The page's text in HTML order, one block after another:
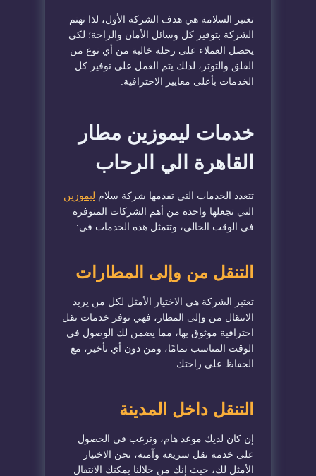
تعتبر السلامة هي هدف الشركة الأول، لذا تهتم
الشركة بتوفير كل وسائل الأمان والراحة؛ لكي
يحصل العملاء على رحلة خالية من أي نوع من
القلق والتوتر، لذلك يتم العمل على توفير كل
الخدمات بأعلى معايير الاحترافية.
خدمات ليموزين مطار
القاهرة الي الرحاب
تتعدد الخدمات التي تقدمها شركة سلام ليموزين
التي تجعلها واحدة من أهم الشركات المتوفرة
في الوقت الحالي، وتتمثل هذه الخدمات في:
التنقل من وإلى المطارات
تعتبر الشركة هي الاختيار الأمثل لكل من يريد
الانتقال من وإلى المطار، فهي توفر خدمات نقل
احترافية موثوق بها، مما يضمن لك الوصول في
الوقت المناسب تمامًا، ومن دون أي تأخير، مع
الحفاظ على راحتك.
التنقل داخل المدينة
إن كان لديك موعد هام، وترغب في الحصول
على خدمة نقل سريعة وآمنة، نحن الاختيار
الأمثل لك، حيث إنك من خلالنا يمكنك الانتقال